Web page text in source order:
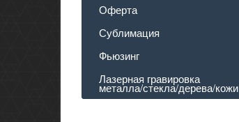
Оферта
Сублимация
Фьюзинг
Лазерная гравировка
металла/стекла/дерева/кожи